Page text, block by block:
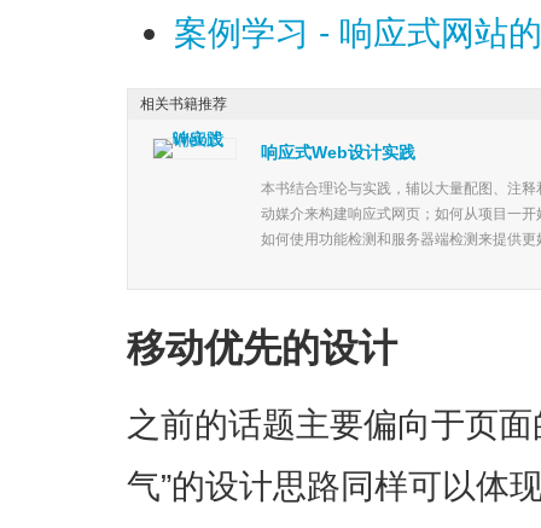
案例学习 - 响应式网站
响应式Web设计实践
本书结合理论与实践，辅以大量配图、注
动媒介来构建响应式网页；如何从项目一
如何使用功能检测和服务器端检测来提供更
相关书籍推荐
移动优先的设计
之前的话题主要偏向于页
气”的设计思路同样可以体